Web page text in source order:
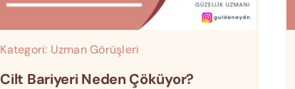
Kategori: Uzman Görüşleri
Cilt Bariyeri Neden Çöküyor?